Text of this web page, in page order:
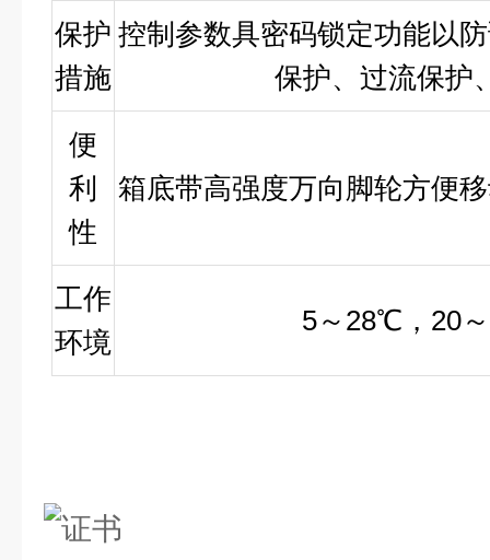
保护
措施
控制参数具密码锁定功能以
保护、过流保护
便
利
性
箱底带高强度万向脚轮方便
工作
环境
5～28℃，20